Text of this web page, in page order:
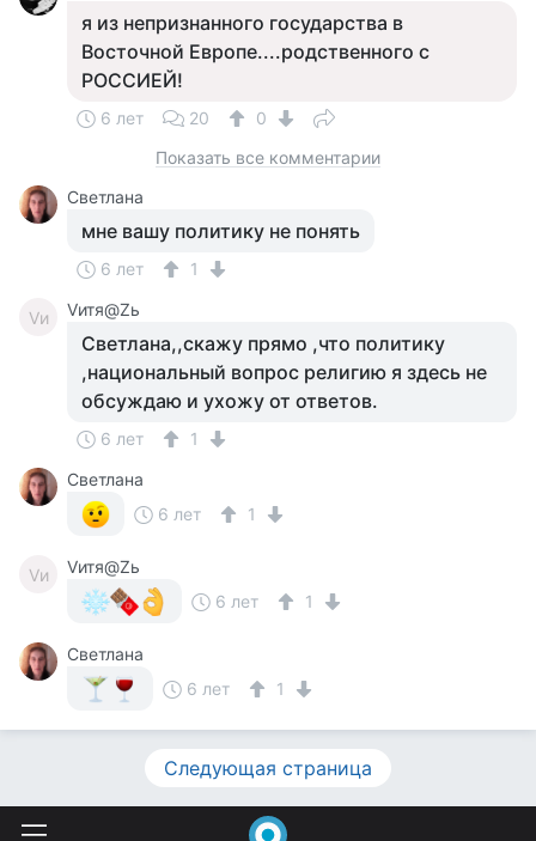
я из непризнанного государства в
Восточной Европе....родственного с
РОССИЕЙ!
6 лет 20
0
Показать все комментарии
Светлана
мне вашу политику не понять
6 лет 1
Vи Vитя@Zь
Светлана,,скажу прямо ,что политику
,национальный вопрос религию я здесь не
обсуждаю и ухожу от ответов.
6 лет
1
Светлана
6 лет
1
Vи
Vитя@Zь
6 лет
1
Светлана
6 лет
1
Следующая страница